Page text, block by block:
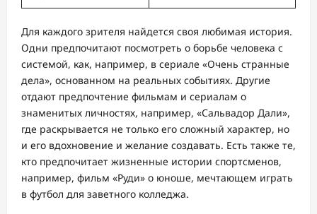
Для каждого зрителя найдется своя любимая история.
Одни предпочитают посмотреть о борьбе человека с
системой, как, например, в сериале «Очень странные
дела», основанном на реальных событиях. Другие
отдают предпочтение фильмам и сериалам о
знаменитых личностях, например, «Сальвадор Дали»,
где раскрывается не только его сложный характер, но
и его вдохновение и желание создавать. Есть также те,
кто предпочитает жизненные истории спортсменов,
например, фильм «Руди» о юноше, мечтающем играть
в футбол для заветного колледжа.